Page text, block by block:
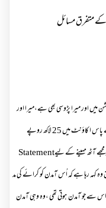
کے متفرق مسائل
میں اور میرا پڑوسی بھی ہے،میرا اور
اُس کا میزان بینک میں الگ الگ سیونگ اکاؤنٹ ہے۔ اُس کے پاس ا کاؤنٹ میں 25 لاکھ روپے
Statement
رہا ہے کہ اُس آمدن کو کرائے کی مد
سے جو آمدن ہوتی تھی ،وہ وہی آمدن